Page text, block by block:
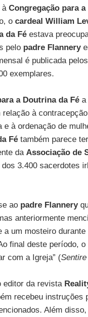
à Congregação para
o cardeal William
da Féestava
pelo padre Flannery
é publicada
exemplares.
a Doutrina da Fé a
à
à ordenação de
Fétambém parece
da Associação de
3.400 sacerdotes
ao padre Flannery
anteriormente
um mosteiro
final deste período, o
com a Igreja” (
editor da revista
recebeu instruções
Além